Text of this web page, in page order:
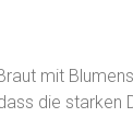
mit
die starken